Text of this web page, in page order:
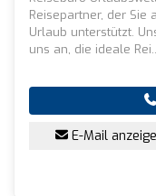
Reisepartner, der Sie
Urlaub unterstützt.
uns an, die ideale
E-Mail